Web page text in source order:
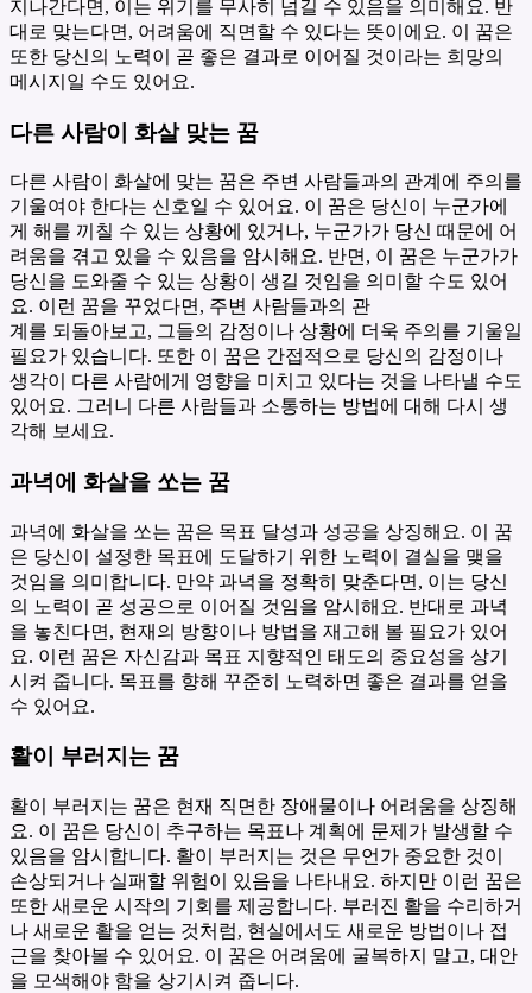
지나간다면, 이는 위기를 무사히 넘길 수 있음을 의미해요. 반
대로 맞는다면, 어려움에 직면할 수 있다는 뜻이에요. 이 꿈은
또한 당신의 노력이 곧 좋은 결과로 이어질 것이라는 희망의
메시지일 수도 있어요.
다른 사람이 화살 맞는 꿈
다른 사람이 화살에 맞는 꿈은 주변 사람들과의 관계에 주의를
기울여야 한다는 신호일 수 있어요. 이 꿈은 당신이 누군가에
게 해를 끼칠 수 있는 상황에 있거나, 누군가가 당신 때문에 어
려움을 겪고 있을 수 있음을 암시해요. 반면, 이 꿈은 누군가가
당신을 도와줄 수 있는 상황이 생길 것임을 의미할 수도 있어
요. 이런 꿈을 꾸었다면, 주변 사람들과의 관
계를 되돌아보고, 그들의 감정이나 상황에 더욱 주의를 기울일
필요가 있습니다. 또한 이 꿈은 간접적으로 당신의 감정이나
생각이 다른 사람에게 영향을 미치고 있다는 것을 나타낼 수도
있어요. 그러니 다른 사람들과 소통하는 방법에 대해 다시 생
각해 보세요.
과녁에 화살을 쏘는 꿈
과녁에 화살을 쏘는 꿈은 목표 달성과 성공을 상징해요. 이 꿈
은 당신이 설정한 목표에 도달하기 위한 노력이 결실을 맺을
것임을 의미합니다. 만약 과녁을 정확히 맞춘다면, 이는 당신
의 노력이 곧 성공으로 이어질 것임을 암시해요. 반대로 과녁
을 놓친다면, 현재의 방향이나 방법을 재고해 볼 필요가 있어
요. 이런 꿈은 자신감과 목표 지향적인 태도의 중요성을 상기
시켜 줍니다. 목표를 향해 꾸준히 노력하면 좋은 결과를 얻을
수 있어요.
활이 부러지는 꿈
활이 부러지는 꿈은 현재 직면한 장애물이나 어려움을 상징해
요. 이 꿈은 당신이 추구하는 목표나 계획에 문제가 발생할 수
있음을 암시합니다. 활이 부러지는 것은 무언가 중요한 것이
손상되거나 실패할 위험이 있음을 나타내요. 하지만 이런 꿈은
또한 새로운 시작의 기회를 제공합니다. 부러진 활을 수리하거
나 새로운 활을 얻는 것처럼, 현실에서도 새로운 방법이나 접
근을 찾아볼 수 있어요. 이 꿈은 어려움에 굴복하지 말고, 대안
을 모색해야 함을 상기시켜 줍니다.